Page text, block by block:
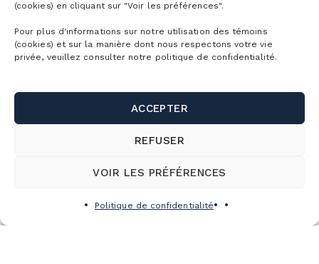
(cookies) en cliquant sur "Voir les préférences".
Pour plus d'informations sur notre utilisation des témoins
(cookies) et sur la manière dont nous respectons votre vie
privée, veuillez consulter notre politique de confidentialité.
ACCEPTER
REFUSER
VOIR LES PRÉFÉRENCES
Politique de confidentialité